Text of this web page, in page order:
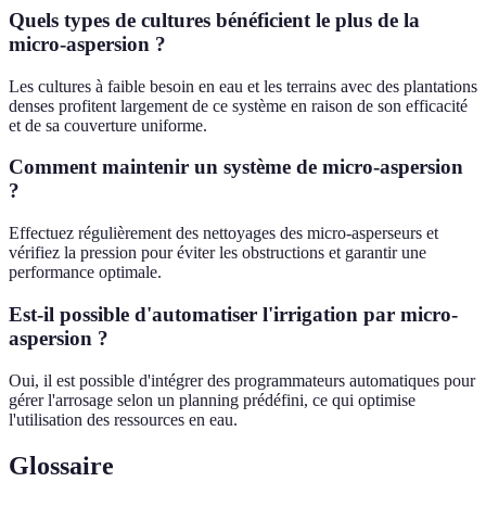
Quels types de cultures bénéficient le plus de la
micro-aspersion ?
Les cultures à faible besoin en eau et les terrains avec des plantations
denses profitent largement de ce système en raison de son efficacité
et de sa couverture uniforme.
Comment maintenir un système de micro-aspersion
?
Effectuez régulièrement des nettoyages des micro-asperseurs et
vérifiez la pression pour éviter les obstructions et garantir une
performance optimale.
Est-il possible d'automatiser l'irrigation par micro-
aspersion ?
Oui, il est possible d'intégrer des programmateurs automatiques pour
gérer l'arrosage selon un planning prédéfini, ce qui optimise
l'utilisation des ressources en eau.
Glossaire